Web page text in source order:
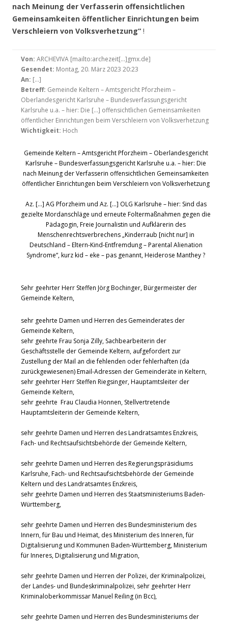
nach Meinung der Verfasserin offensichtlichen
Gemeinsamkeiten öffentlicher Einrichtungen beim
Verschleiern von Volksverhetzung“ !
Von: ARCHEVIVA [mailto:archezeit[…]gmx.de]
Gesendet: Montag, 20. März 2023 20:23
An: […]
Betreff: Gemeinde Keltern – Amtsgericht Pforzheim –
Oberlandesgericht Karlsruhe – Bundesverfassungsgericht
Karlsruhe u.a. – hier: Die […] offensichtlichen Gemeinsamkeiten
öffentlicher Einrichtungen beim Verschleiern von Volksverhetzung
Wichtigkeit: Hoch
Gemeinde Keltern – Amtsgericht Pforzheim – Oberlandesgericht
Karlsruhe – Bundesverfassungsgericht Karlsruhe u.a. – hier: Die
nach Meinung der Verfasserin offensichtlichen Gemeinsamkeiten
öffentlicher Einrichtungen beim Verschleiern von Volksverhetzung
Az. […] AG Pforzheim und Az. […] OLG Karlsruhe – hier: Sind das
gezielte Mordanschläge und erneute Foltermaßnahmen gegen die
Pädagogin, Freie Journalistin und Aufklärerin des
Menschenrechtsverbrechens „Kinderraub [nicht nur] in
Deutschland – Eltern-Kind-Entfremdung – Parental Alienation
Syndrome“, kurz kid – eke – pas genannt, Heiderose Manthey ?
Sehr geehrter Herr Steffen Jörg Bochinger, Bürgermeister der
Gemeinde Keltern,
sehr geehrte Damen und Herren des Gemeinderates der
Gemeinde Keltern,
sehr geehrte Frau Sonja Zilly, Sachbearbeiterin der
Geschäftsstelle der Gemeinde Keltern, aufgefordert zur
Zustellung der Mail an die fehlenden oder fehlerhaften (da
zurückgewiesenen) Email-Adressen der Gemeinderäte in Keltern,
sehr geehrter Herr Steffen Riegsinger, Hauptamtsleiter der
Gemeinde Keltern,
sehr geehrte Frau Claudia Honnen, Stellvertretende
Hauptamtsleiterin der Gemeinde Keltern,
sehr geehrte Damen und Herren des Landratsamtes Enzkreis,
Fach- und Rechtsaufsichtsbehörde der Gemeinde Keltern,
sehr geehrte Damen und Herren des Regierungspräsidiums
Karlsruhe, Fach- und Rechtsaufsichtsbehörde der Gemeinde
Keltern und des Landratsamtes Enzkreis,
sehr geehrte Damen und Herren des Staatsministeriums Baden-
Württemberg,
sehr geehrte Damen und Herren des Bundesministerium des
Innern, für Bau und Heimat, des Ministerium des Inneren, für
Digitalisierung und Kommunen Baden-Württemberg, Ministerium
für Inneres, Digitalisierung und Migration,
sehr geehrte Damen und Herren der Polizei, der Kriminalpolizei,
der Landes- und Bundeskriminalpolizei, sehr geehrter Herr
Kriminaloberkommissar Manuel Reiling (in Bcc),
sehr geehrte Damen und Herren des Bundesministeriums der